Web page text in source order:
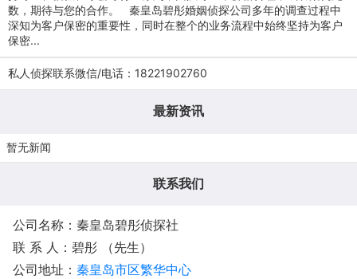
数，期待与您的合作。 秦皇岛碧彤婚姻侦探公司多年的调查过程中
深知为客户保密的重要性，同时在整个的业务流程中始终坚持为客户
保密...
私人侦探联系微信/电话：18221902760
最新资讯
暂无新闻
联系我们
公司名称：秦皇岛碧彤侦探社
联 系 人：碧彤 （先生）
公司地址： 秦皇岛市区繁华中心